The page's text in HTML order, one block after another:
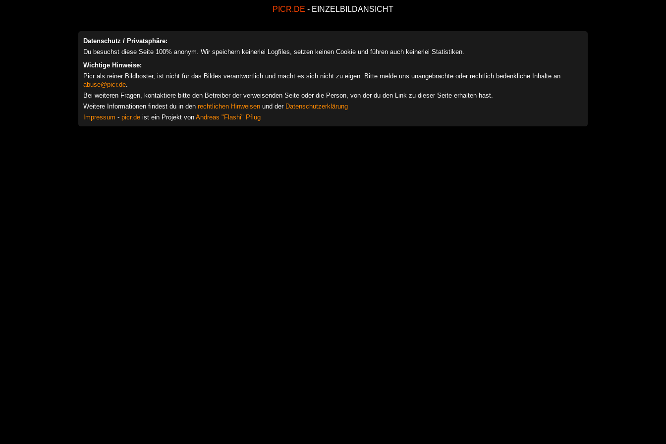
PICR.DE - EINZELBILDANSICHT
Datenschutz / Privatsphäre:
Du besuchst diese Seite 100% anonym. Wir speichern keinerlei Logfiles, setzen keinen Cookie und führen auch keinerlei Statistiken.
Wichtige Hinweise:
Picr als reiner Bildhoster, ist nicht für das Bildes verantwortlich und macht es sich nicht zu eigen. Bitte melde uns unangebrachte oder rechtlich bedenkliche Inhalte an
abuse@picr.de.
Bei weiteren Fragen, kontaktiere bitte den Betreiber der verweisenden Seite oder die Person, von der du den Link zu dieser Seite erhalten hast.
Weitere Informationen findest du in den rechtlichen Hinweisen und der Datenschutzerklärung
Impressum - picr.de ist ein Projekt von Andreas "Flashi" Pflug